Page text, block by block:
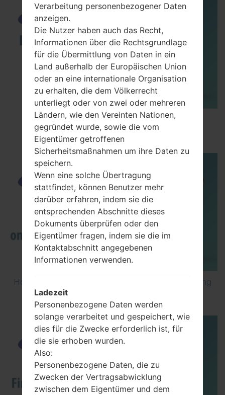
How to Enable Developer Options & USB
Debugging on Samsung ?
How to Factory Reset through code on Samsung
Verarbeitung personenbezogener Daten
anzeigen.
Die Nutzer haben auch das Recht,
Informationen über die Rechtsgrundlage
für die Übermittlung von Daten in ein
Land außerhalb der Europäischen Union
oder an eine internationale Organisation
zu erhalten, die dem Völkerrecht
unterliegt oder von zwei oder mehreren
Ländern, wie den Vereinten Nationen,
gegründet wurde, sowie die vom
Eigentümer getroffenen
Sicherheitsmaßnahmen um ihre Daten zu
speichern.
Wenn eine solche Übertragung
stattfindet, können Benutzer mehr
darüber erfahren, indem sie die
entsprechenden Abschnitte dieses
Dokuments überprüfen oder den
Eigentümer fragen, indem sie die im
Kontaktabschnitt angegebenen
Informationen verwenden.
Ladezeit
Personenbezogene Daten werden
solange verarbeitet und gespeichert, wie
dies für die Zwecke erforderlich ist, für
die sie erhoben wurden.
Also:
Personenbezogene Daten, die zu
Zwecken der Vertragsabwicklung
zwischen dem Eigentümer und dem